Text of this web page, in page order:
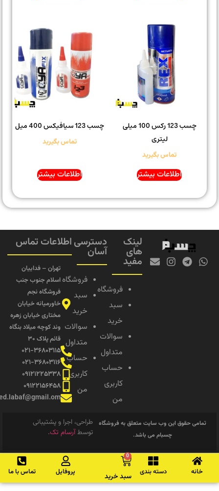
چسب 123 رکس 100 میلی
تماس بگیرید
اطلاعات بیشتر
چسب 123 سیافیکس 400 میل
تماس بگیرید
اطلاعات بیشتر
طراحی، اجرا و پشتیبانی
آرسام تک.
حقوق این وب سایت متعلق به فروشگاه
چسبام می باشد.
لینک
مفید
فروشگاه
سبد
سوالات
متداول
حساب
کاربری
دسترسی
آسان
فروشگاه
سبد
سوالات
متداول
حساب
کاربری
من
اطلاعات تماس
تهران – فداییان
اسلام جنوب جنب
فروشگاه نجم
خاورمیانه خیابان
مختاری خیابان زهره
وند کوچه میلاد بنگاه
قائم پلاک ۳۰
۰۲۱-۳۶۸۰۳۱۱۵
۰۲۱-۳۶۸۰۳۱۱۶
۰۹۱۲۱۲۲۵۳۳۸
۰۹۱۲۲۱۵۶۴۵۸
saeed.labaf@gmail.om
تماس با ما پروفایل سبد خرید دسته بندی